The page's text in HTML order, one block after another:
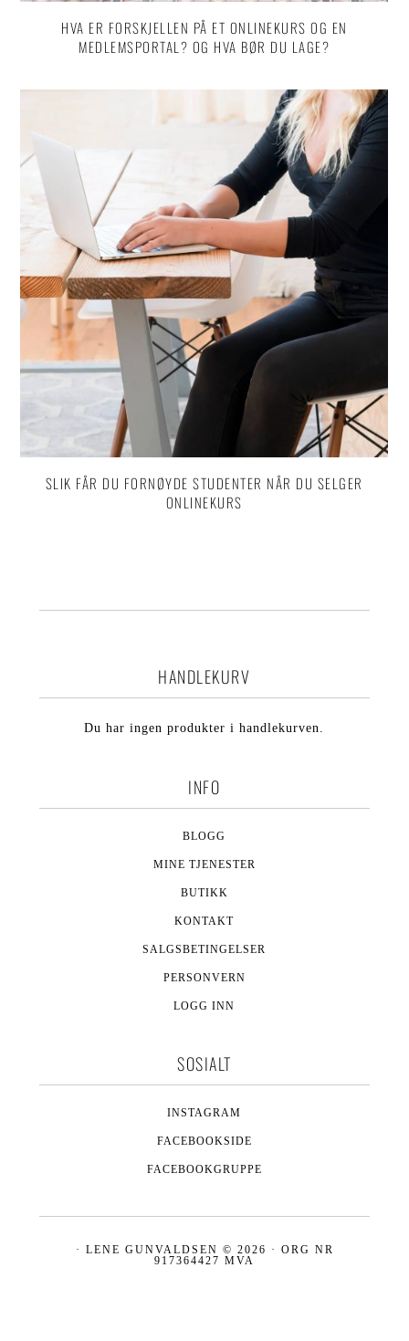
HVA ER FORSKJELLEN PÅ ET ONLINEKURS OG EN
MEDLEMSPORTAL? OG HVA BØR DU LAGE?
SLIK FÅR DU FORNØYDE STUDENTER NÅR DU SELGER
ONLINEKURS
HANDLEKURV
Du har ingen produkter i handlekurven.
INFO
BLOGG
MINE TJENESTER
BUTIKK
KONTAKT
SALGSBETINGELSER
PERSONVERN
LOGG INN
SOSIALT
INSTAGRAM
FACEBOOKSIDE
FACEBOOKGRUPPE
· LENE GUNVALDSEN © 2026 · ORG NR
917364427 MVA